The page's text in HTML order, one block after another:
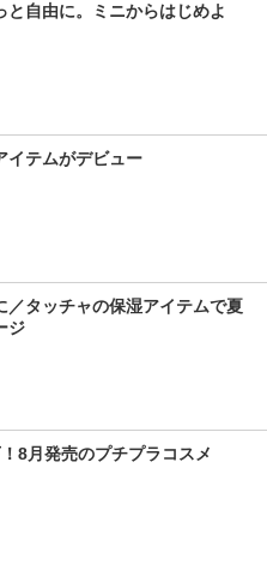
と自由に。ミニからはじめよ
イテムがデビュー
／タッチャの保湿アイテムで夏
ジ
8月発売のプチプラコスメ